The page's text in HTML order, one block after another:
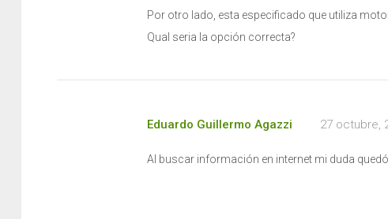
Por otro lado, esta especificado que utiliza
Qual seria la opción correcta?
Eduardo Guillermo Agazzi 27 octubre,
Al buscar información en internet mi duda